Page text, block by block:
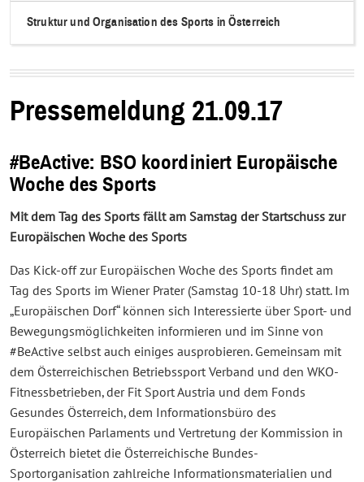
Struktur und Organisation des Sports in Österreich
Pressemeldung 21.09.17
#BeActive: BSO koordiniert Europäische
Woche des Sports
Mit dem Tag des Sports fällt am Samstag der Startschuss zur
Europäischen Woche des Sports
Das Kick-off zur Europäischen Woche des Sports findet am
Tag des Sports im Wiener Prater (Samstag 10-18 Uhr) statt. Im
„Europäischen Dorf“ können sich Interessierte über Sport- und
Bewegungsmöglichkeiten informieren und im Sinne von
#BeActive selbst auch einiges ausprobieren. Gemeinsam mit
dem Österreichischen Betriebssport Verband und den WKO-
Fitnessbetrieben, der Fit Sport Austria und dem Fonds
Gesundes Österreich, dem Informationsbüro des
Europäischen Parlaments und Vertretung der Kommission in
Österreich bietet die Österreichische Bundes-
Sportorganisation zahlreiche Informationsmaterialien und